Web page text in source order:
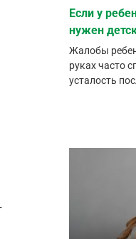
Если у
нужен
Жалобы
руках часто
усталость